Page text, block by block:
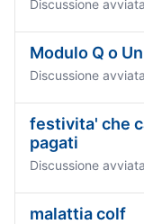
Discussione
Modulo Q o
Discussione
festivita' che
pagati
Discussione
malattia colf